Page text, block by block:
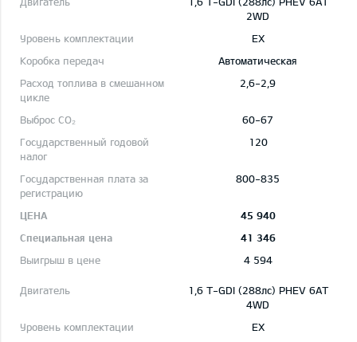
2WD
EX
Автоматическая
2,6-2,9
60-67
120
800-835
45 940
41 346
4 594
1,6 T-GDI (288лс) PHEV 6AT
4WD
EX